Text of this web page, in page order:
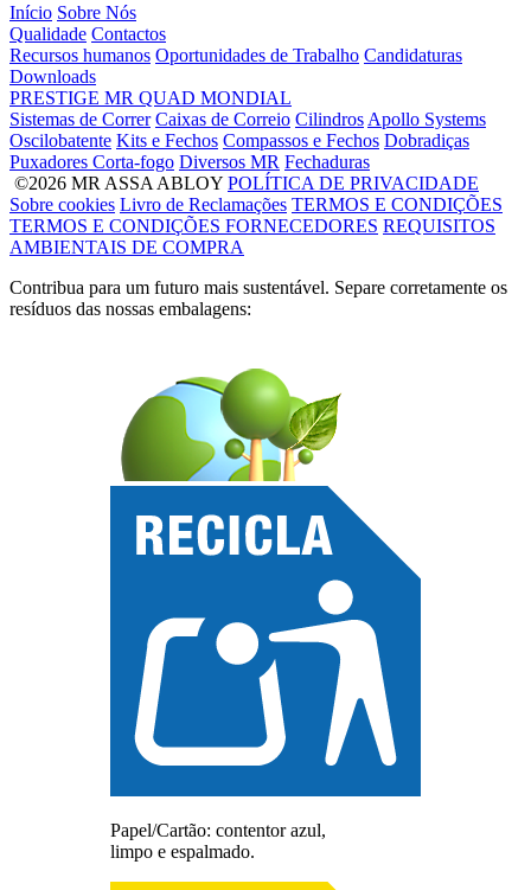
Início Sobre Nós
Qualidade Contactos
Recursos humanos Oportunidades de Trabalho Candidaturas
Downloads
PRESTIGE MR QUAD MONDIAL
Sistemas de Correr Caixas de Correio Cilindros Apollo Systems
Oscilobatente Kits e Fechos Compassos e Fechos Dobradiças
Puxadores Corta-fogo Diversos MR Fechaduras
©2026 MR ASSA ABLOY POLÍTICA DE PRIVACIDADE
Sobre cookies Livro de Reclamações TERMOS E CONDIÇÕES
TERMOS E CONDIÇÕES FORNECEDORES REQUISITOS
AMBIENTAIS DE COMPRA
Contribua para um futuro mais sustentável. Separe corretamente os
resíduos das nossas embalagens:
Papel/Cartão: contentor azul,
limpo e espalmado.